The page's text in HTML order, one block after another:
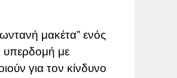
μακέτα” ενός
υπερδομή με
για τον κίνδυνο